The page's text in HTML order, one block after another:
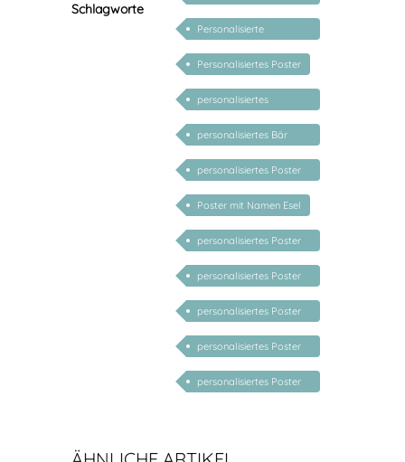
Schlagworte
Namen
Personalisierte
Geschenke für Kinder
Personalisiertes Poster
personalisiertes
Kinderposter
personalisiertes Bär
Poster
personalisiertes Poster
Gans
Poster mit Namen Esel
personalisiertes Poster
Dino
personalisiertes Poster
Igel
personalisiertes Poster
Reh
personalisiertes Poster
Schaf
personalisiertes Poster